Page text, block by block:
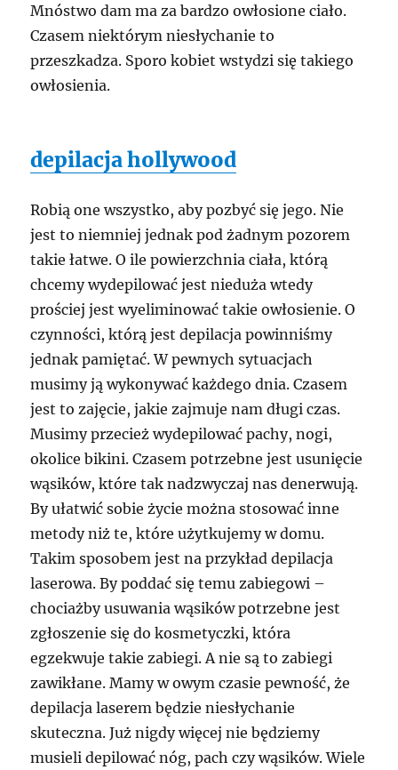
Mnóstwo dam ma za bardzo owłosione ciało.
Czasem niektórym niesłychanie to
przeszkadza. Sporo kobiet wstydzi się takiego
owłosienia.
depilacja hollywood
Robią one wszystko, aby pozbyć się jego. Nie
jest to niemniej jednak pod żadnym pozorem
takie łatwe. O ile powierzchnia ciała, którą
chcemy wydepilować jest nieduża wtedy
prościej jest wyeliminować takie owłosienie. O
czynności, którą jest depilacja powinniśmy
jednak pamiętać. W pewnych sytuacjach
musimy ją wykonywać każdego dnia. Czasem
jest to zajęcie, jakie zajmuje nam długi czas.
Musimy przecież wydepilować pachy, nogi,
okolice bikini. Czasem potrzebne jest usunięcie
wąsików, które tak nadzwyczaj nas denerwują.
By ułatwić sobie życie można stosować inne
metody niż te, które użytkujemy w domu.
Takim sposobem jest na przykład depilacja
laserowa. By poddać się temu zabiegowi –
chociażby usuwania wąsików potrzebne jest
zgłoszenie się do kosmetyczki, która
egzekwuje takie zabiegi. A nie są to zabiegi
zawikłane. Mamy w owym czasie pewność, że
depilacja laserem będzie niesłychanie
skuteczna. Już nigdy więcej nie będziemy
musieli depilować nóg, pach czy wąsików. Wiele